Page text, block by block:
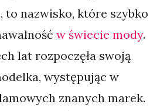
to nazwisko, które szybko
w świecie mody.
lat rozpoczęła swoją
występując w
znanych marek.